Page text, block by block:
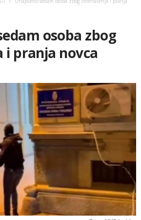
osoba zbog
i pranja novca